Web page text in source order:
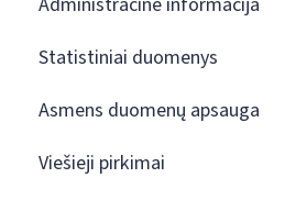
Statistiniai duomenys
Asmens duomenų apsauga
Viešieji pirkimai